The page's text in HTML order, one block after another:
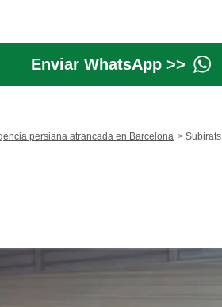
Enviar WhatsApp >>
persiana atrancada en Barcelona Subirats